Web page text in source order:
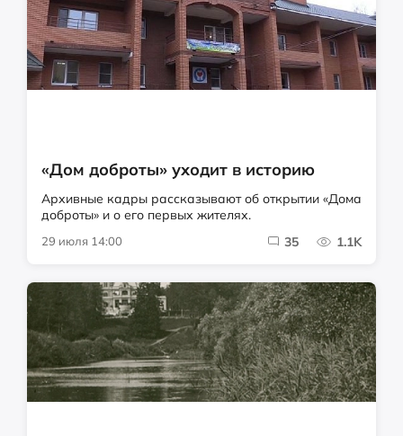
«Дом доброты» уходит в историю
Архивные кадры рассказывают об открытии «Дома
доброты» и о его первых жителях.
29 июля 14:00 35 1.1K